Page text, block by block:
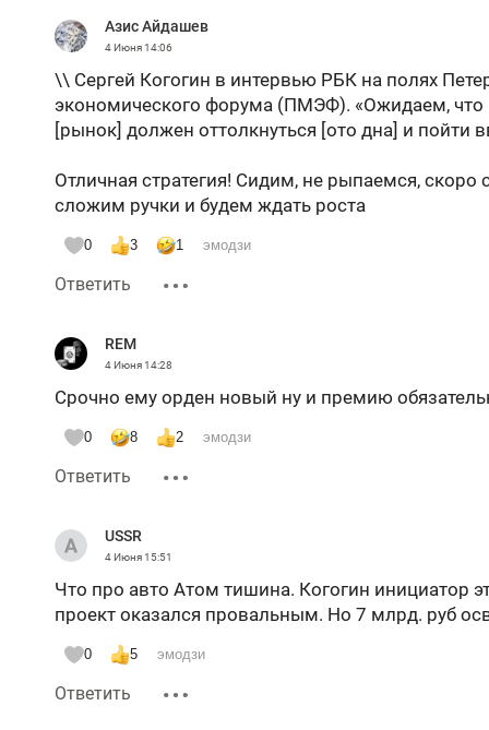
Азис Айдашев
4 Июня14:06
\\ Сергей Когогин в интервью РБК на полях
экономического форума (ПМЭФ). «Ожидаем, что
[рынок] должен оттолкнуться [ото дна] и пойти
Отличная стратегия! Сидим, не рыпаемся,
сложим ручки и будем ждать роста
0 3 1 эмодзи
Ответить
REM
4 Июня14:28
Срочно ему орден новый ну и премию
0 8 2 эмодзи
Ответить
USSR
4 Июня15:51
Что про авто Атом тишина. Когогин инициатор
проект оказался провальным. Но 7 млрд. руб
0 5 эмодзи
Ответить